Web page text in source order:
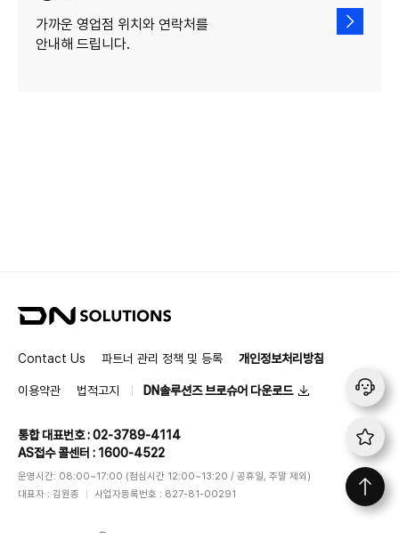
가까운 영업점 위치와 연락처를
안내해 드립니다.
D
S
l
i
o
n
s
Contact Us 파트너 관리 정책 및 등록 개인정보처리방침
이용약관 법적고지 DN솔루션즈 브로슈어 다운로드
통합 대표번호 : 02-3789-4114
AS접수 콜센터 : 1600-4522
운영시간: 08:00~17:00 (점심시간 12:00~13:20 / 공휴일, 주말 제외)
대표자 : 김원종
사업자등록번호 : 827-81-00291
ⓒ